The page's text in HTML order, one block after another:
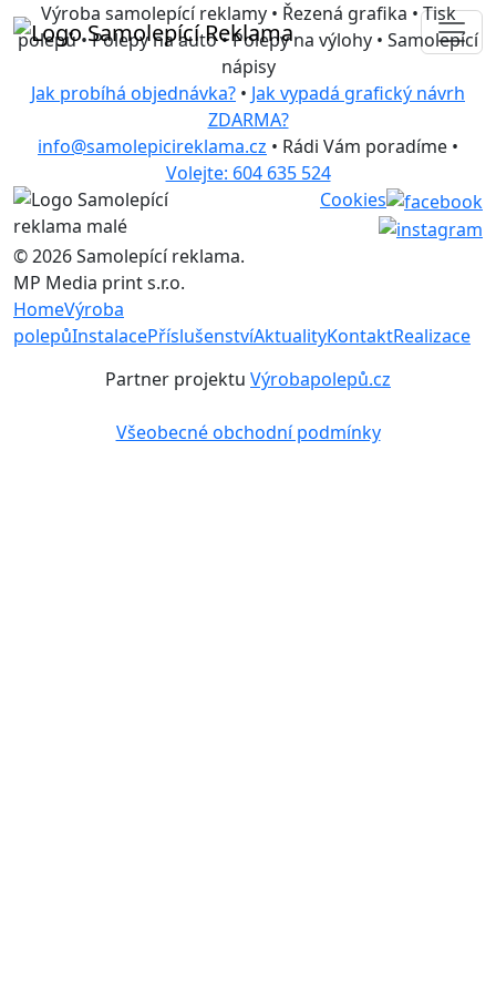
Výroba samolepící reklamy • Řezená grafika • Tisk
polepů • Polepy na auto • Polepy na výlohy • Samolepící
nápisy
Jak probíhá objednávka? • Jak vypadá grafický návrh
ZDARMA?
info@samolepicireklama.cz • Rádi Vám poradíme •
Volejte: 604 635 524
Cookies
© 2026 Samolepící reklama.
MP Media print s.r.o.
HomeVýroba
polepůInstalacePříslušenstvíAktualityKontaktRealizace
Partner projektu Výrobapolepů.cz
Všeobecné obchodní podmínky